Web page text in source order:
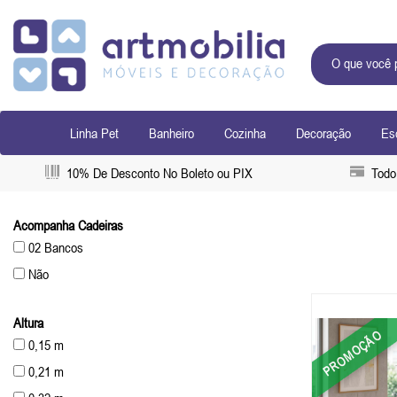
Linha Pet Banheiro Cozinha Decoração
10% De Desconto No Boleto ou PIX
Acompanha Cadeiras
02 Bancos
Não
Altura
0,15 m
0,21 m
PROMOÇÃO